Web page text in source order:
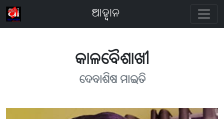
ଆହ୍ବାନ
କାଳବୈଶାଖୀ
ଦେବାଶିଷ ମାଇତି